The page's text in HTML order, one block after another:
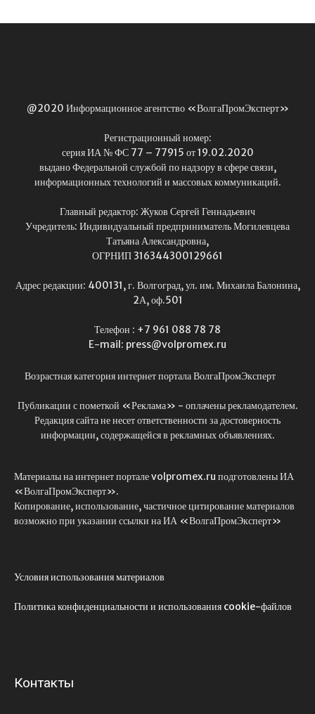
@2020 Информационное агентство «ВолгаПромЭксперт»
Регистрационный номер:
серия ИА № ФС 77 – 77915 от 19.02.2020
выдано Федеральной службой по надзору в сфере связи,
информационных технологий и массовых коммуникаций.
Главный редактор: Жуков Сергей Геннадьевич
Учредитель: Индивидуальный предприниматель Могилевцева
Татьяна Александровна,
ОГРНИП 316344300129661
Адрес редакции: 400131, г. Волгоград, ул. им. Михаила Балонина,
2А, оф.501
Телефон : +7 961 088 78 78
E-mail: press@volpromex.ru
Возрастная категория интернет портала ВолгаПромЭксперт
Публикации с пометкой «Реклама» - оплачены рекламодателем.
Редакция сайта не несет ответственности за достоверность
информации, содержащейся в рекламных объявлениях.
Материалы на интернет портале volpromex.ru подготовлены ИА
«ВолгаПромЭксперт».
Копирование, использование, частичное цитирование материалов
возможно при указании ссылки на ИА «ВолгаПромЭксперт»
Условия использования материалов
Политика конфиденциальности и использования cookie-файлов
Контакты